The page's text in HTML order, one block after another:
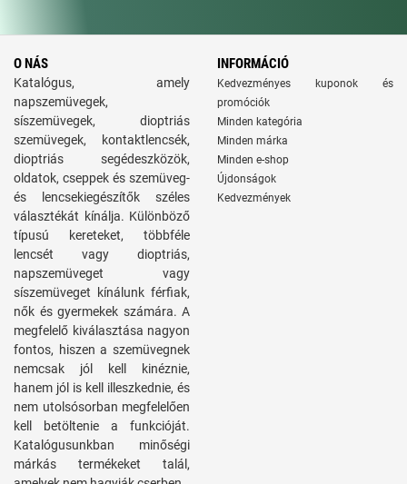
O NÁS
Katalógus, amely
napszemüvegek,
síszemüvegek, dioptriás
szemüvegek, kontaktlencsék,
dioptriás segédeszközök,
oldatok, cseppek és szemüveg-
és lencsekiegészítők széles
választékát kínálja. Különböző
típusú kereteket, többféle
lencsét vagy dioptriás,
napszemüveget vagy
síszemüveget kínálunk férfiak,
nők és gyermekek számára. A
megfelelő kiválasztása nagyon
fontos, hiszen a szemüvegnek
nemcsak jól kell kinéznie,
hanem jól is kell illeszkednie, és
nem utolsósorban megfelelően
kell betöltenie a funkcióját.
Katalógusunkban minőségi
márkás termékeket talál,
INFORMÁCIÓ
Kedvezményes kuponok és
promóciók
Minden kategória
Minden márka
Minden e-shop
Újdonságok
Kedvezmények